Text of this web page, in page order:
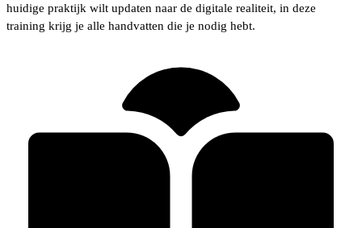
huidige praktijk wilt updaten naar de digitale realiteit, in deze
training krijg je alle handvatten die je nodig hebt.